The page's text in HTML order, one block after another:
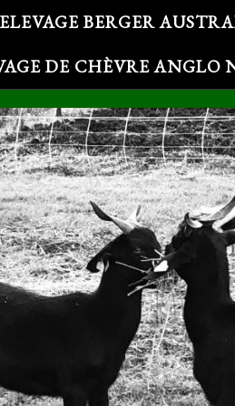
ELEVAGE BERGER
DE CHÈVRE ANGLO